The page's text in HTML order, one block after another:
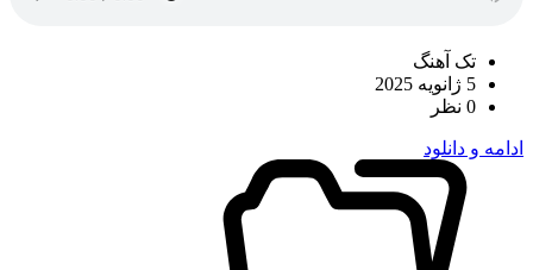
تک آهنگ
5 ژانویه 2025
0 نظر
ادامه و دانلود